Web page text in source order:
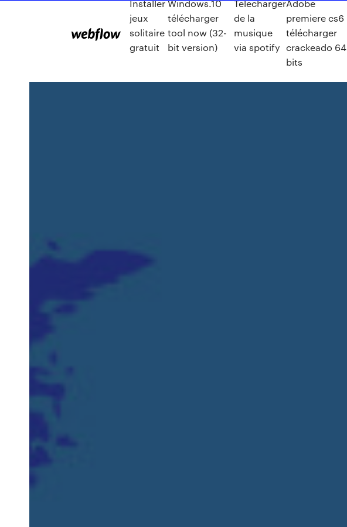
Installer
jeux
solitaire
gratuit
Windows.10
télécharger
tool now (32-
bit version)
Telecharger
de la
musique
via spotify
Adobe
premiere cs6
télécharger
crackeado 64
bits